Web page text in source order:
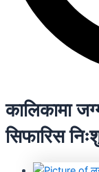
कालिकामा
सिफारिस